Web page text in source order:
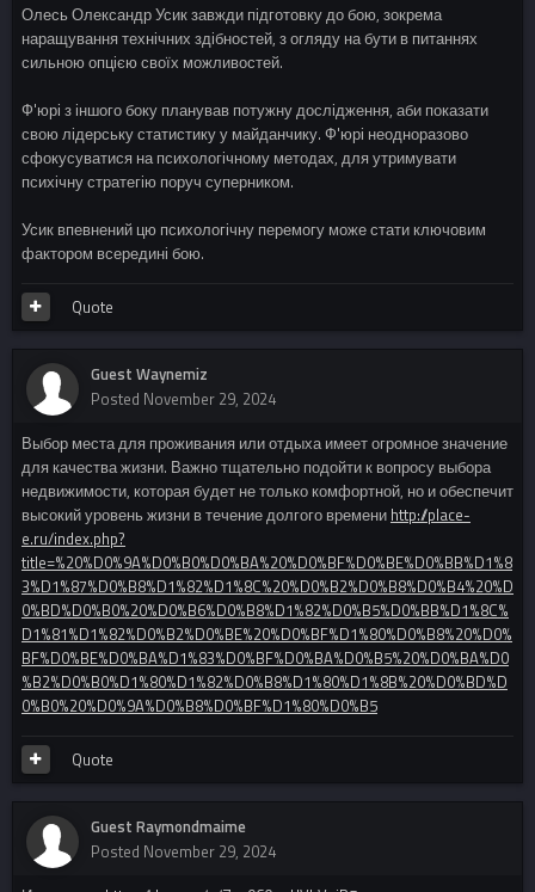
Олесь Олександр Усик завжди підготовку до бою, зокрема
наращування технічних здібностей, з огляду на бути в питаннях
сильною опцією своїх можливостей.
Ф'юрі з іншого боку планував потужну дослідження, аби показати
свою лідерську статистику у майданчику. Ф'юрі неодноразово
сфокусуватися на психологічному методах, для утримувати
психічну стратегію поруч суперником.
Усик впевнений цю психологічну перемогу може стати ключовим
фактором всередині бою.
Quote
Guest Waynemiz
Posted November 29, 2024
Выбор места для проживания или отдыха имеет огромное значение
для качества жизни. Важно тщательно подойти к вопросу выбора
недвижимости, которая будет не только комфортной, но и обеспечит
высокий уровень жизни в течение долгого времени http://place-
e.ru/index.php?
title=%20%D0%9A%D0%B0%D0%BA%20%D0%BF%D0%BE%D0%BB%D1%8
3%D1%87%D0%B8%D1%82%D1%8C%20%D0%B2%D0%B8%D0%B4%20%D
0%BD%D0%B0%20%D0%B6%D0%B8%D1%82%D0%B5%D0%BB%D1%8C%
D1%81%D1%82%D0%B2%D0%BE%20%D0%BF%D1%80%D0%B8%20%D0%
BF%D0%BE%D0%BA%D1%83%D0%BF%D0%BA%D0%B5%20%D0%BA%D0
%B2%D0%B0%D1%80%D1%82%D0%B8%D1%80%D1%8B%20%D0%BD%D
0%B0%20%D0%9A%D0%B8%D0%BF%D1%80%D0%B5
Quote
Guest Raymondmaime
Posted November 29, 2024